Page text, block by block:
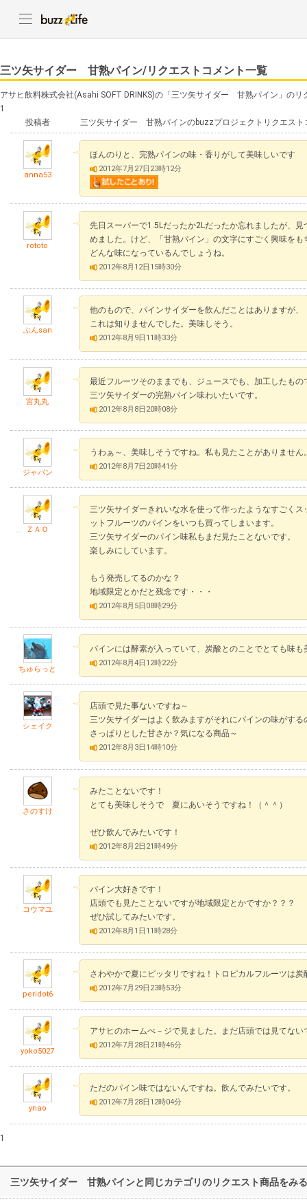
三ツ矢サイダー 甘熟パイン/リクエストコメント一覧
アサヒ飲料株式会社(Asahi SOFT DRINKS)の「三ツ矢サイダー 甘熟パイン」のリ
1
投稿者
三ツ矢サイダー 甘熟パインのbuzzプロジェクトリクエスト
anna53
ほんのりと、完熟パインの味・香りがして美味しいです
2012年7月27日23時12分
rototo
先日スーパーで1.5Lだったか2Lだったか忘れましたが、
めました。けど、「甘熟パイン」の文字にすごく興味をも
どんな味になっているんでしょうね。
2012年8月12日15時30分
ぶんsan
他のもので、パインサイダーを飲んだことはありますが、
これは知りませんでした。美味しそう。
2012年8月9日11時33分
宮丸丸
最近フルーツそのままでも、ジュースでも、加工したも
三ツ矢サイダーの完熟パイン味わいたいです。
2012年8月8日20時08分
ジャパン
うわぁ～、美味しそうですね。私も見たことがありません
2012年8月7日20時41分
ＺＡＯ
三ツ矢サイダーきれいな水を使って作ったようなすごく
ットフルーツのパインをいつも買ってしまいます。
三ツ矢サイダーのパイン味私もまだ見たことないです。
楽しみにしています。
もう発売してるのかな？
地域限定とかだと残念です・・・
2012年8月5日08時29分
ちゅらっと
パインには酵素が入っていて、炭酸とのことでとても味
2012年8月4日12時22分
シェイク
店頭で見た事ないですね～
三ツ矢サイダーはよく飲みますがそれにパインの味がする
さっぱりとした甘さか？気になる商品～
2012年8月3日14時10分
さのすけ
みたことないです！
とても美味しそうで 夏にあいそうですね！（＾＾）
ぜひ飲んでみたいです！
2012年8月2日21時49分
コウマユ
パイン大好きです！
店頭でも見たことないですが地域限定とかですか？？？
ぜひ試してみたいです。
2012年8月1日11時28分
peridot6
さわやかで夏にピッタリですね！トロピカルフルーツは炭
2012年7月29日23時53分
yoko5027
アサヒのホームぺ－ジで見ました。まだ店頭では見てな
2012年7月28日21時46分
ynao
ただのパイン味ではないんですね。飲んでみたいです。
2012年7月28日12時04分
1
三ツ矢サイダー 甘熟パインと同じカテゴリのリクエスト商品をみる